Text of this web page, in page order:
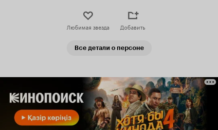
Любимая звезда Добавить
Все детали о персоне